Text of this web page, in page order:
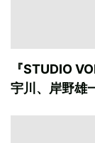
『STUDIO
宇川、岸野雄